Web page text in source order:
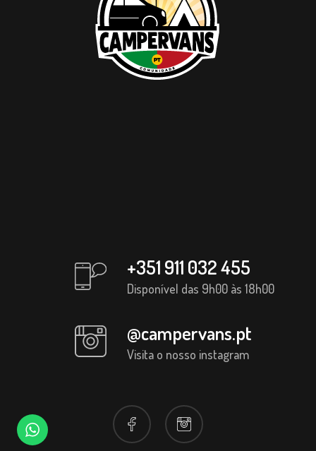
+351 911 032 455
Disponível das 9h00 às 18h00
@campervans.pt
Visita o nosso instagram